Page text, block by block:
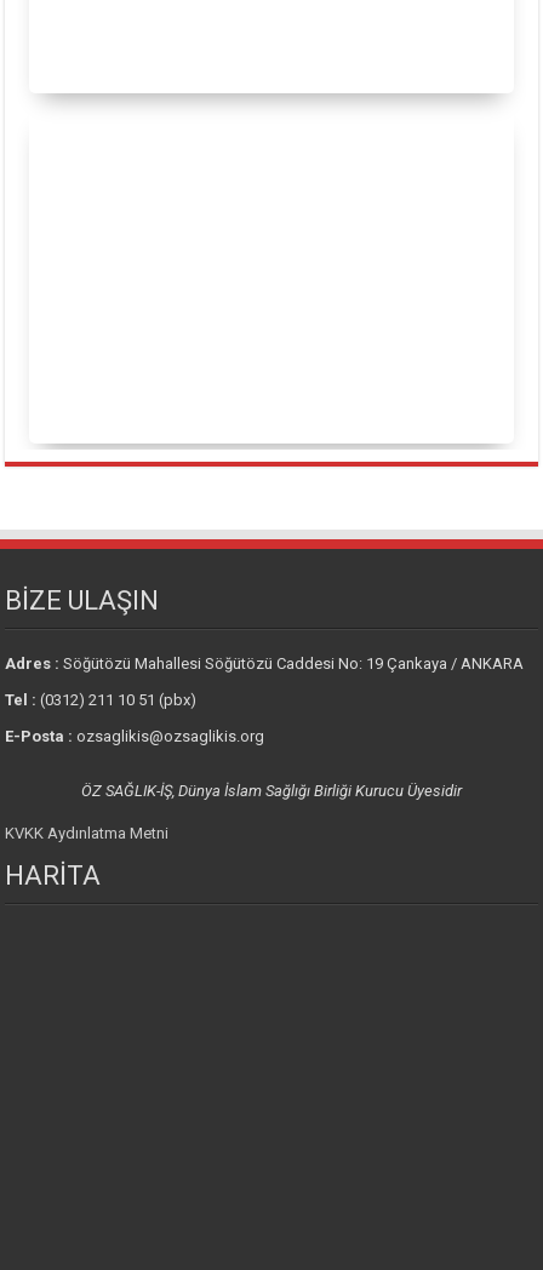
BİZE ULAŞIN
Adres :Söğütözü Mahallesi Söğütözü Caddesi No: 19 Çankaya / ANKARA
Tel : (0312) 211 10 51 (pbx)
E-Posta : ozsaglikis@ozsaglikis.org
ÖZ SAĞLIK-İŞ, Dünya İslam Sağlığı Birliği Kurucu Üyesidir
KVKK Aydınlatma Metni
HARİTA